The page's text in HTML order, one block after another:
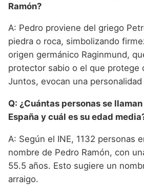
Ramón?
A: Pedro proviene del griego
piedra o roca, simbolizando
origen germánico Raginmund,
protector sabio o el que protege
Juntos, evocan una
Q: ¿Cuántas personas se
España y cuál es su edad
A: Según el INE, 1132 personas
nombre de Pedro Ramón, con
55.5 años. Esto sugiere un
arraigo.